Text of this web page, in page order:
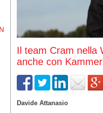
Il team Cram nella
anche con
Davide Attanasio